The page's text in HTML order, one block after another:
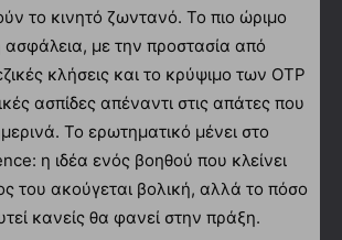
το κινητό ζωντανό. Το πιο ώριμο
ασφάλεια, με την προστασία από
κλήσεις και το κρύψιμο των OTP
ασπίδες απέναντι στις απάτες που
Το ερωτηματικό μένει στο
η ιδέα ενός βοηθού που κλείνει
του ακούγεται βολική, αλλά το πόσο
κανείς θα φανεί στην πράξη.